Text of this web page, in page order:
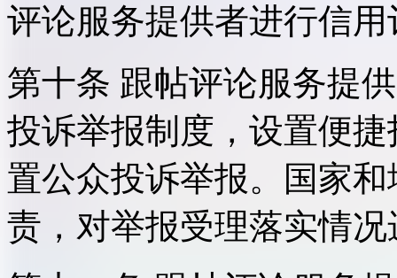
评论服务提供者进行信用
第十条 跟帖评论服务提
投诉举报制度，设置便
置公众投诉举报。国家
责，对举报受理落实情